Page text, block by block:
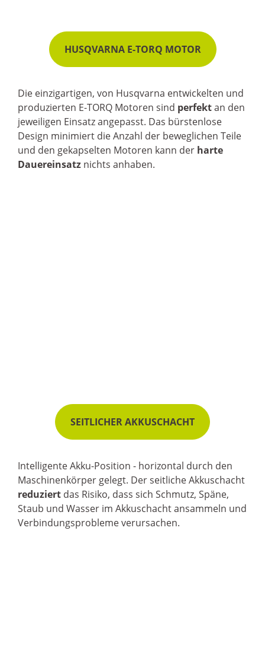
HUSQVARNA E-TORQ MOTOR
Die einzigartigen, von Husqvarna entwickelten und
produzierten E-TORQ Motoren sind perfektan den
jeweiligen Einsatz angepasst. Das bürstenlose
Design minimiert die Anzahl der beweglichen Teile
und den gekapselten Motoren kann der harte
Dauereinsatz nichts anhaben.
SEITLICHER AKKUSCHACHT
Intelligente Akku-Position - horizontal durch den
Maschinenkörper gelegt. Der seitliche Akkuschacht
reduziert das Risiko, dass sich Schmutz, Späne,
Staub und Wasser im Akkuschacht ansammeln und
Verbindungsprobleme verursachen.